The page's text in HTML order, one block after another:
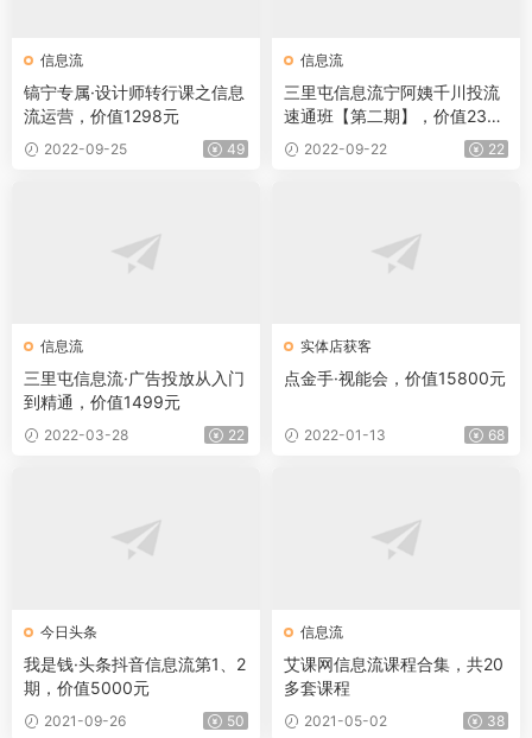
信息流
镐宁专属·设计师转行课之信息
流运营，价值1298元
2022-09-25 49
信息流
三里屯信息流宁阿姨千川投流
速通班【第二期】，价值2380
元 2022-09-22 22
信息流
三里屯信息流·广告投放从入门
到精通，价值1499元
2022-03-28 22
实体店获客
点金手·视能会，价值15800元
2022-01-13 68
今日头条
我是钱·头条抖音信息流第1、2
期，价值5000元
2021-09-26 50
信息流
艾课网信息流课程合集，共20
多套课程
2021-05-02 38